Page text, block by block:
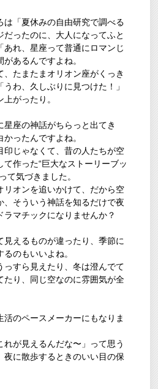
は「夏休みの自由研究で調べる
ったのに、大人になってふと
あれ、星座って普通にロマンじ
あるんですよね。
たまたまオリオン座がくっき
わ、久しぶりに見つけた！」
がったり。
星座の神話がちらっと出てき
ったんですよね。
印じゃなくて、昔の人たちが空
作った“巨大なストーリーブッ
て気づきました。
リオンを追いかけて、だから空
、そういう神話を知るだけで夜
ラマチックになりませんか？
見えるものが違ったり、季節に
のもいいよね。
っすら見えたり、冬は澄んでて
たり、同じ空なのに雰囲気が全
活のペースメーカーにもなりま
れが見えるんだな〜」って思う
夜に散歩するときのいい目の保